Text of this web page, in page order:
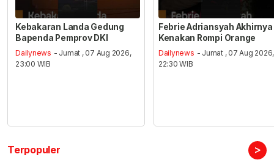
Kebakaran Landa Gedung
Bapenda Pemprov DKI
Dailynews - Jumat , 07 Aug 2026,
23:00 WIB
Febrie Adriansyah Akhirnya
Kenakan Rompi Orange
Dailynews - Jumat , 07 Aug 2026,
22:30 WIB
Terpopuler >